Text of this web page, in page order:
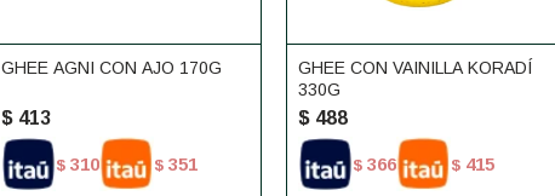
GHEE AGNI CON AJO 170G
$ 413
$ 310 $ 351
GHEE CON VAINILLA KORADÍ
330G
$ 488
$ 366 $ 415